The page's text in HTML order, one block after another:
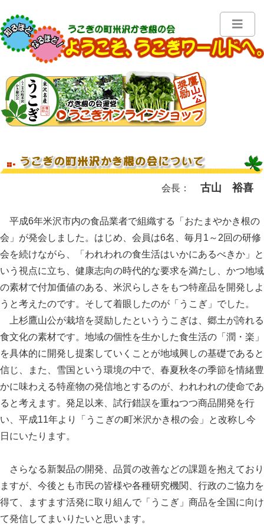
会長： 古山 裕喜
平成6年米沢市内の食品業者で組織する「おたまやかき根の
会」が発会しました。はじめ、会員は6名、毎月1～2回の研修
会を続けながら、「われわれの食生活はいかにあるべきか」と
いう視点に立ち、健康志向の時代的な要求を満たし、かつ地域
の素材で付加価値のある、米沢らしさをもつ特産品を開発しよ
うと考えたのです。そして着眼したのが「うこぎ」でした。
上杉鷹山公が栽培を奨励したといううこぎは、郷土が誇れる
食文化の素材です。地域の個性を生かした食生活の「潤・楽」
を具体的に開発し提案していくことが地域興しの基礎であると
信じ、また、雪国という環境の中で、春夏秋冬の季節を情緒豊
かに味わえる特産物の発信地とするのが、われわれの使命であ
ると考えます。発足以来、試行錯誤を重ねつつ商品開発を行
い、平成11年より「うこぎの町米沢かき根の会」と改称し今
日にいたります。
さらなる新製品の開発、品質の改善などの課題を抱えており
ますが、今後とも市民の皆様や各種研究機関、行政のご協力を
得て、ますます活発に取り組んで「うこぎ」商品を全国に向け
て発信してまいりたいと思います。